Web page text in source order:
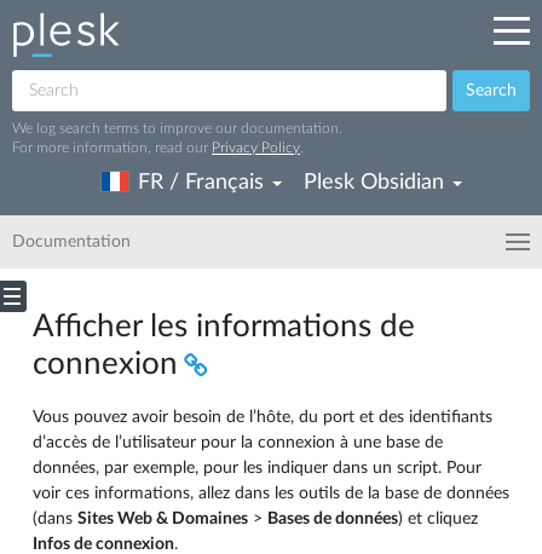
Search
We log search terms to improve our documentation.
For more information, read our Privacy Policy
FR / Français Plesk Obsidian
Documentation
Afficher les informations de
connexion
Vous pouvez avoir besoin de l’hôte, du port et des identifiants
d’accès de l’utilisateur pour la connexion à une base de
données, par exemple, pour les indiquer dans un script. Pour
voir ces informations, allez dans les outils de la base de données
(dans Sites Web & Domaines > Bases de données) et cliquez
Infos de connexion.